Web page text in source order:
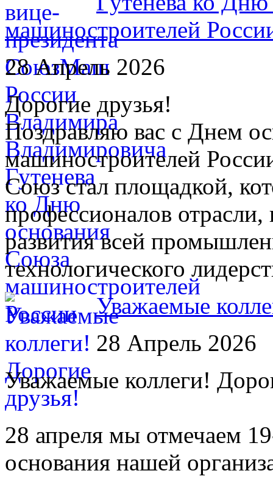
машиностроителей
28 Апрель 2026
Дорогие друзья!
Поздравляю вас с Днем
машиностроителей
Союз стал площадкой,
профессионалов
развития всей
технологического
Уважаемые
28 Апрель 2026
Уважаемые коллеги!
28 апреля мы отмечаем
основания нашей